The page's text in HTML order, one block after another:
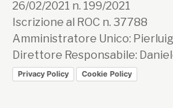
26/02/2021 n. 199/2021
Iscrizione al ROC n. 37788
Amministratore Unico:
Direttore Responsabile:
Privacy Policy Cookie Policy